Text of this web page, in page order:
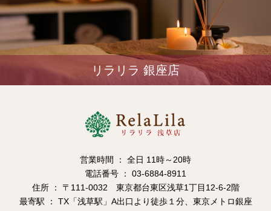
リラリラ 銀座店
営業時間 ： 全日 11時～20時
電話番号 ： 03-6884-8911
住所 ： 〒111-0032 東京都台東区浅草1丁目12-6-2階
最寄駅 ： TX「浅草駅」A出口より徒歩１分、東京メトロ銀座